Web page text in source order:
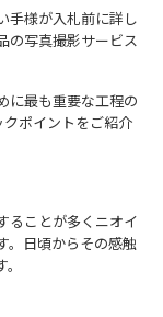
手様が入札前に詳し
の写真撮影サービス
に最も重要な工程の
ポイントをご紹介
ることが多くニオイ
。日頃からその感触